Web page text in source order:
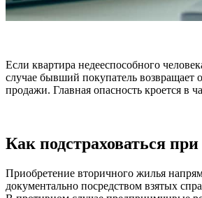
Если квартира недееспособного
случае бывший покупатель возвращает
продажи. Главная опасность кроется в
Как подстраховаться
Приобретение вторичного жилья
документально посредством взятых